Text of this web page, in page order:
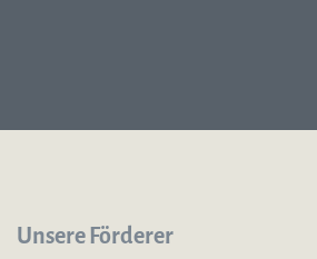
Unsere Förderer